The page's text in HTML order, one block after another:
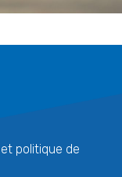
politique de